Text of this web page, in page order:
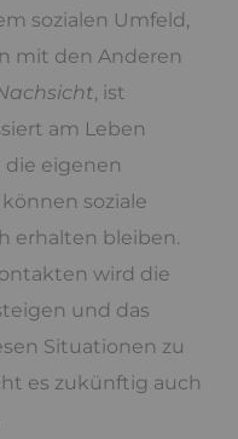
sozialen Umfeld,
mit den Anderen
, ist
am Leben
eigenen
soziale
erhalten bleiben.
wird die
und das
Situationen zu
es zukünftig auch